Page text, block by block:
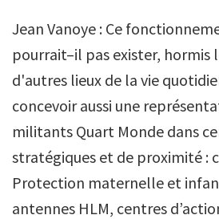
Jean Vanoye : Ce
pourrait–il pas exister, hormis
d'autres lieux de la vie
concevoir aussi une
militants Quart Monde dans
stratégiques et de proximité :
Protection maternelle et
antennes HLM, centres